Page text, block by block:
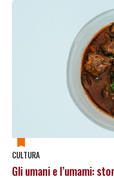
CULTURA
Gli umani e l’umami: